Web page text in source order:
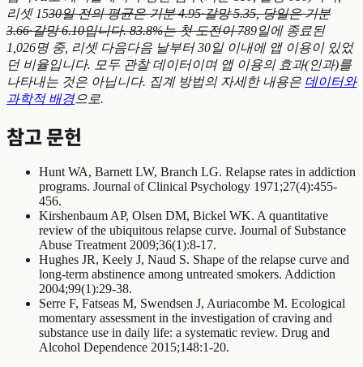
리셋 1530일 전의 평균은 기분 4.95·갈망 5.35, 당일은 기분
3.66·갈망 6.10입니다. 83.8%는 첫 도전이 789일에 종료된
1,026명 중, 리셋 다음다음 날부터 30일 이내에 앱 이용이 있었
던 비율입니다. 모두 관찰 데이터이며 앱 이용의 효과(인과)를
나타내는 것은 아닙니다. 집계 방법의 자세한 내용은 데이터와
과학적 배경으로.
참고 문헌
Hunt WA, Barnett LW, Branch LG. Relapse rates in addiction
programs. Journal of Clinical Psychology 1971;27(4):455-
456.
Kirshenbaum AP, Olsen DM, Bickel WK. A quantitative
review of the ubiquitous relapse curve. Journal of Substance
Abuse Treatment 2009;36(1):8-17.
Hughes JR, Keely J, Naud S. Shape of the relapse curve and
long-term abstinence among untreated smokers. Addiction
2004;99(1):29-38.
Serre F, Fatseas M, Swendsen J, Auriacombe M. Ecological
momentary assessment in the investigation of craving and
substance use in daily life: a systematic review. Drug and
Alcohol Dependence 2015;148:1-20.